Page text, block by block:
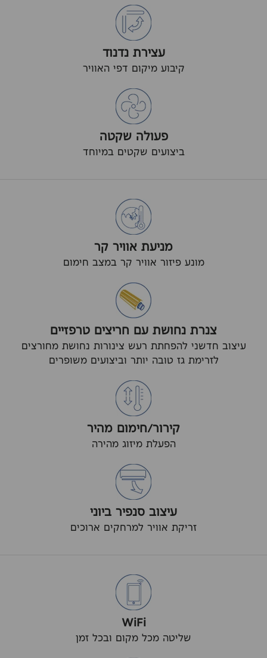
עצירת נדנוד
קיבוע מיקום דפי האוויר
פעולה שקטה
ביצועים שקטים במיוחד
מניעת אוויר קר
מונע פיזור אוויר קר במצב חימום
צנרת נחושת עם חריצים טרפזיים
עיצוב חדשני להפחתת רעש צינורות נחושת מחורצים
לזרימת גז טובה יותר וביצועים משופרים
קירור/חימום מהיר
הפעלת מיזוג מהירה
עיצוב סנפיר ביוני
זריקת אוויר למרחקים ארוכים
WiFi
שליטה מכל מקום ובכל זמן